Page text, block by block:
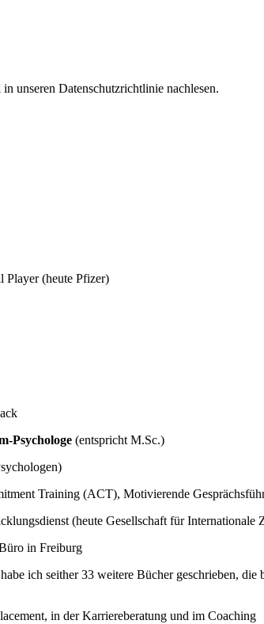
unseren Datenschutzrichtlinie nachlesen.
Player (heute Pfizer)
Psychologe (entspricht M.Sc.)
Training (ACT), Motivierende
(heute Gesellschaft für
in Freiburg
habe ich seither 33 weitere Bücher geschrieben,
in der Karriereberatung und im Coaching